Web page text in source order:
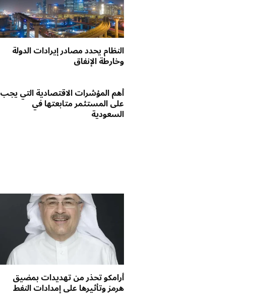
النظام يحدد مصادر إيرادات الدولة
وخارطة الإنفاق
أهم المؤشرات الاقتصادية التي يجب
على المستثمر متابعتها في
السعودية
أرامكو تحذر من تهديدات بمضيق
هرمز وتأثيرها على إمدادات النفط